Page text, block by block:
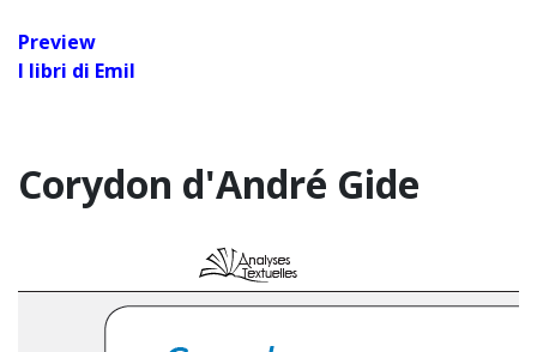
Preview
I libri di Emil
Corydon d'André Gide